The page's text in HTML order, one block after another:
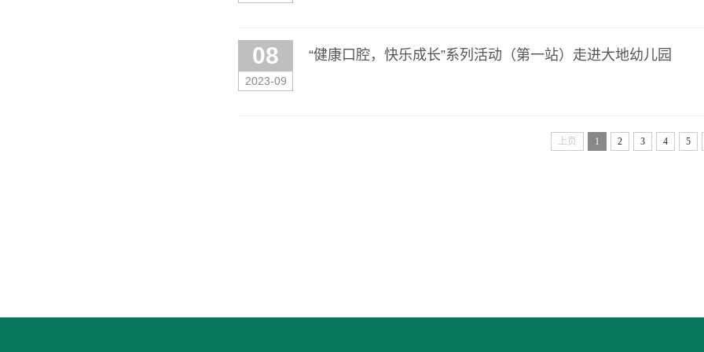
08
2023-09
“健康口腔，快乐成长”系列活动（第一站）走进大地幼儿园
上页 1 2 3 4 5